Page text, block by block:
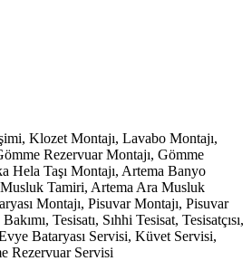
Klozet Montajı, Lavabo Montajı,
Rezervuar Montajı, Gömme
Hela Taşı Montajı, Artema Banyo
Tamiri, Artema Ara Musluk
Montajı, Pisuvar Montajı, Pisuvar
Tesisatı, Sıhhi Tesisat, Tesisatçısı,
Bataryası Servisi, Küvet Servisi,
Rezervuar Servisi